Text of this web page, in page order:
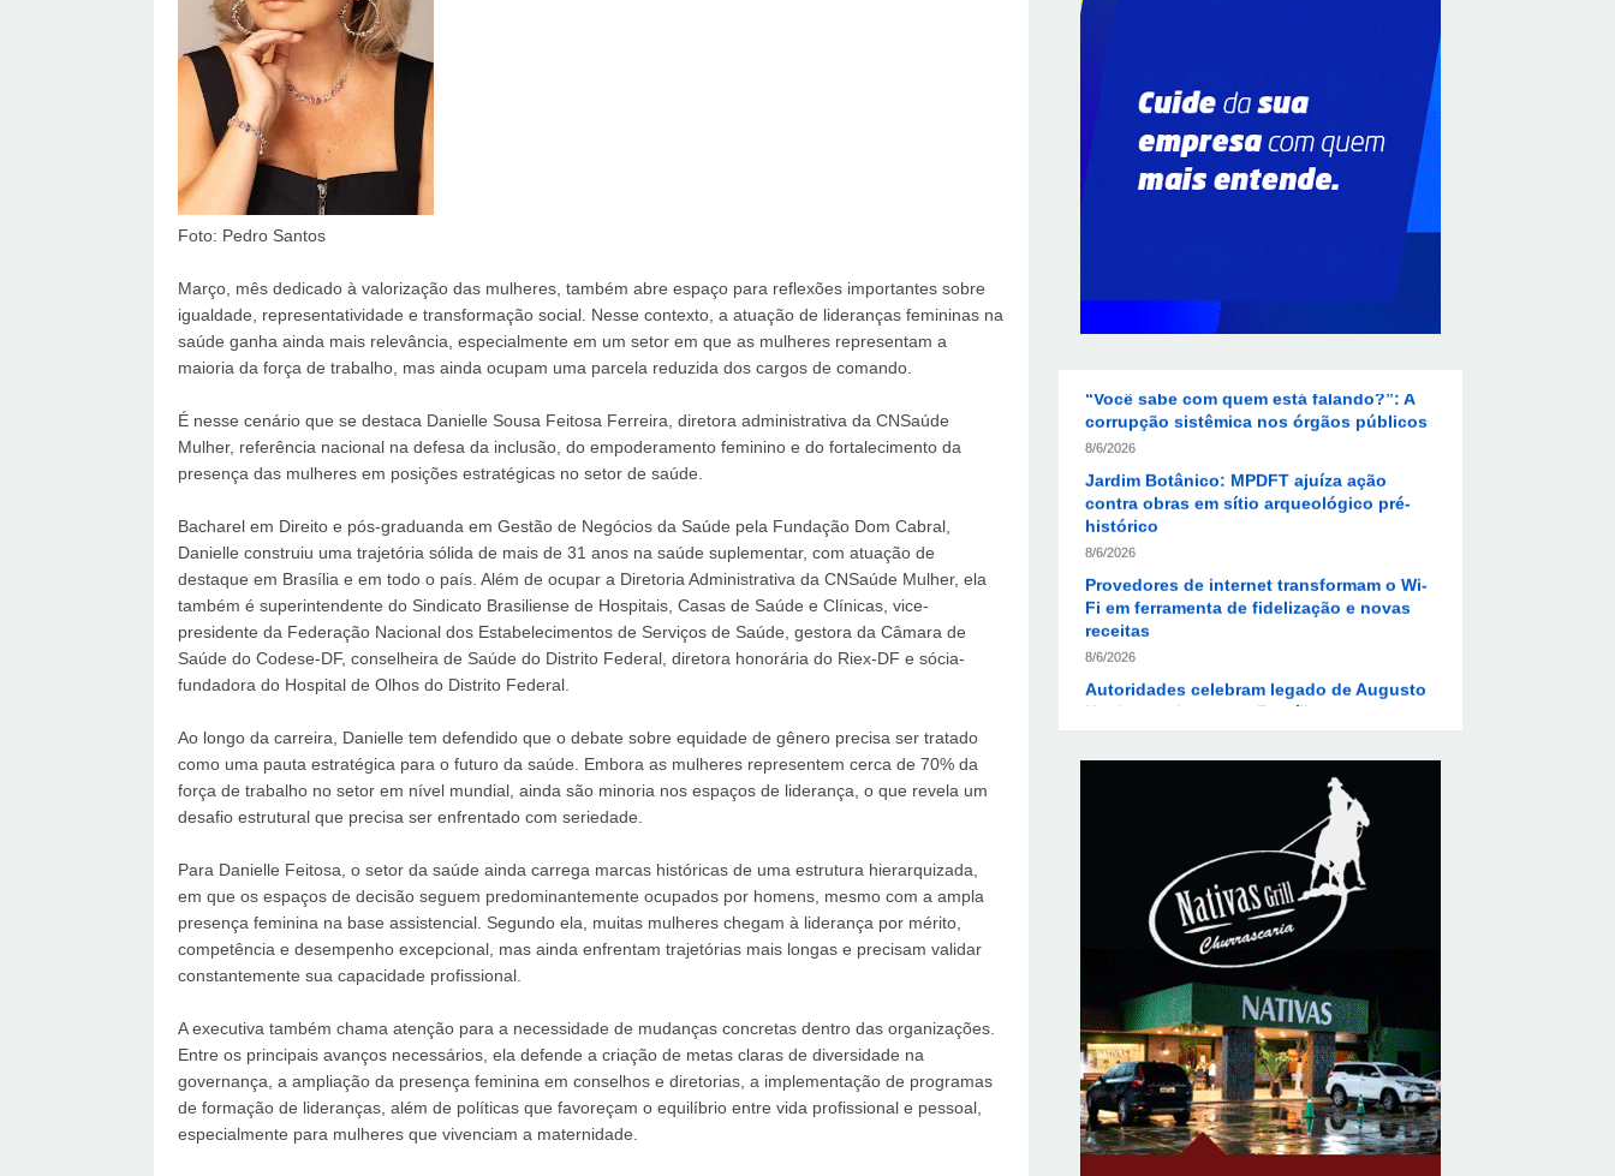
Foto: Pedro Santos
Março, mês dedicado à valorização das mulheres, também abre espaço para reflexões importantes sobre
igualdade, representatividade e transformação social. Nesse contexto, a atuação de lideranças femininas na
saúde ganha ainda mais relevância, especialmente em um setor em que as mulheres representam a
maioria da força de trabalho, mas ainda ocupam uma parcela reduzida dos cargos de comando.
É nesse cenário que se destaca Danielle Sousa Feitosa Ferreira, diretora administrativa da CNSaúde
Mulher, referência nacional na defesa da inclusão, do empoderamento feminino e do fortalecimento da
presença das mulheres em posições estratégicas no setor de saúde.
Bacharel em Direito e pós-graduanda em Gestão de Negócios da Saúde pela Fundação Dom Cabral,
Danielle construiu uma trajetória sólida de mais de 31 anos na saúde suplementar, com atuação de
destaque em Brasília e em todo o país. Além de ocupar a Diretoria Administrativa da CNSaúde Mulher, ela
também é superintendente do Sindicato Brasiliense de Hospitais, Casas de Saúde e Clínicas, vice-
presidente da Federação Nacional dos Estabelecimentos de Serviços de Saúde, gestora da Câmara de
Saúde do Codese-DF, conselheira de Saúde do Distrito Federal, diretora honorária do Riex-DF e sócia-
fundadora do Hospital de Olhos do Distrito Federal.
Ao longo da carreira, Danielle tem defendido que o debate sobre equidade de gênero precisa ser tratado
como uma pauta estratégica para o futuro da saúde. Embora as mulheres representem cerca de 70% da
força de trabalho no setor em nível mundial, ainda são minoria nos espaços de liderança, o que revela um
desafio estrutural que precisa ser enfrentado com seriedade.
Para Danielle Feitosa, o setor da saúde ainda carrega marcas históricas de uma estrutura hierarquizada,
em que os espaços de decisão seguem predominantemente ocupados por homens, mesmo com a ampla
presença feminina na base assistencial. Segundo ela, muitas mulheres chegam à liderança por mérito,
competência e desempenho excepcional, mas ainda enfrentam trajetórias mais longas e precisam validar
constantemente sua capacidade profissional.
A executiva também chama atenção para a necessidade de mudanças concretas dentro das organizações.
Entre os principais avanços necessários, ela defende a criação de metas claras de diversidade na
governança, a ampliação da presença feminina em conselhos e diretorias, a implementação de programas
de formação de lideranças, além de políticas que favoreçam o equilíbrio entre vida profissional e pessoal,
especialmente para mulheres que vivenciam a maternidade.
Supermercados transformam o Wi-Fi em
ferramenta estratégica para fidelizar
clientes
para o Programa de Estágio
8/6/2026
Jardim Botânico: MPDFT ajuíza ação
histórico
8/6/2026
Provedores de internet transformam o Wi-
receitas
8/6/2026
Autoridades celebram legado de Augusto
8/5/2026
vítimas de violência sexual no DF
Planaltina terá reforço de ônibus para a 6ª
Feira Nacional da Uva e do Vinho
Endereços em Planaltina terão o
fornecimento de energia interrompido
nesta quinta-feira (6)
Lactário do Hospital de Base garante
alimentação segura e personalizada aos
pacientes
8/5/2026
Supermercados transformam o Wi-Fi em
ferramenta estratégica para fidelizar